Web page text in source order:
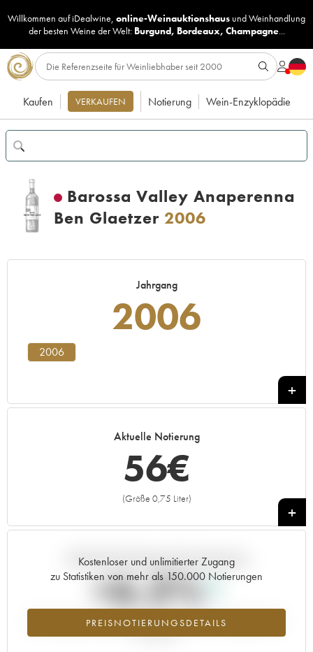
Willkommen auf iDealwine, online-Weinauktionshaus undWeinhandlung
der besten Weine der Welt: Burgund, Bordeaux, Champagne...
Kaufen VERKAUFEN Notierung Wein-Enzyklopädie
Barossa Valley Anaperenna
Ben Glaetzer 2006
Jahrgang
2006
2006
Aktuelle Notierung
56€
(Größe 0,75 Liter)
+
Kostenloser und unlimitierter Zugang
zu Statistiken von mehr als 150.000 Notierungen
PREISNOTIERUNGSDETAILS
Aktuelle Entwicklung der Preisnotierung
+6.3%
Preisanstiegs des Jahrgangs 2006 im Jahr 2026 im Vergleich zum